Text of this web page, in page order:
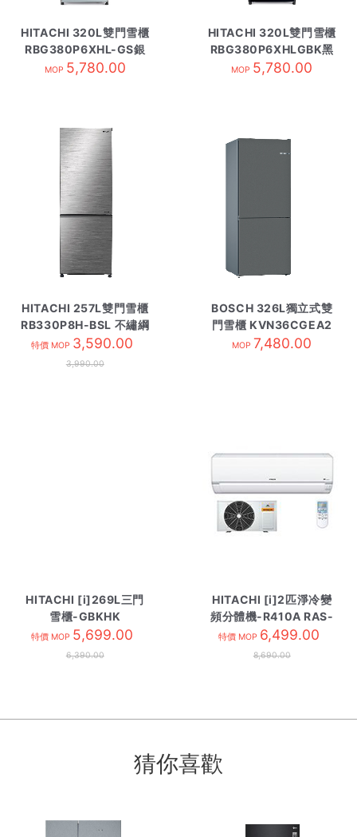
HITACHI 320L雙門雪櫃
RBG380P6XHL-GS銀
玻璃
MOP 5,780.00
HITACHI 320L雙門雪櫃
RBG380P6XHLGBK黑
玻璃
MOP 5,780.00
HITACHI 257L雙門雪櫃
RB330P8H-BSL 不繡綱
特價 MOP 3,590.00
3,990.00
BOSCH 326L獨立式雙
門雪櫃 KVN36CGEA2
礦石灰
MOP 7,480.00
HITACHI [i]269L三門
雪櫃-GBKHK
HR3N5342DA 黑影玻璃
特價 MOP 5,699.00
6,390.00
HITACHI [i]2匹淨冷變
頻分體機-R410A RAS-
DX18CSK-內
特價 MOP 6,499.00
8,690.00
猜你喜歡